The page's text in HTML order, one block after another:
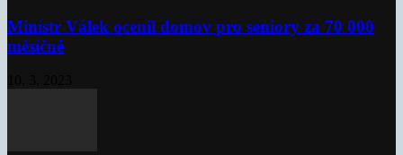
Ministr Válek ocenil domov pro seniory za 70 000
měsíčně